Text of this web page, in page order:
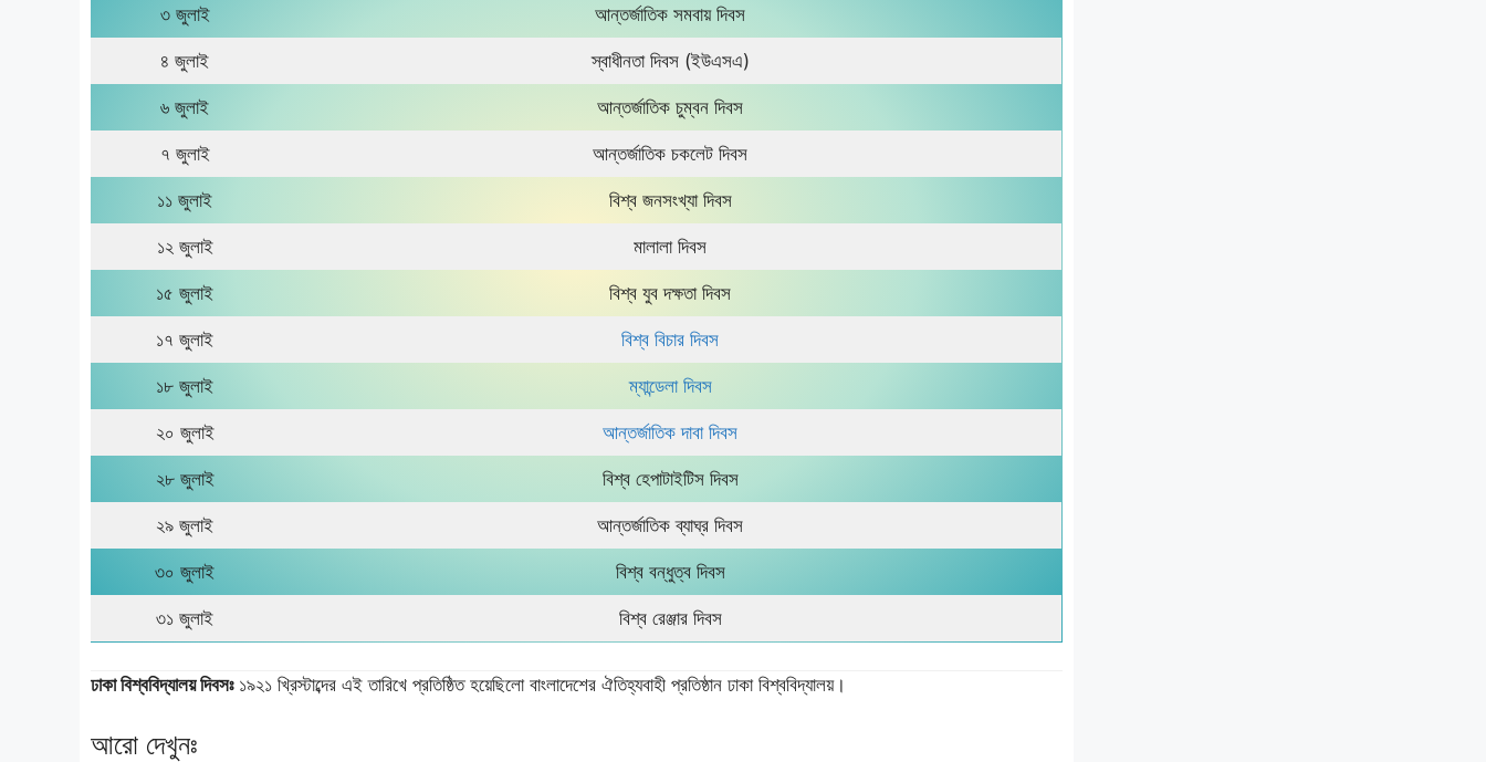
৩ জুলাই আন্তর্জাতিক সমবায় দিবস
৪ জুলাই স্বাধীনতা দিবস (ইউএসএ)
৬ জুলাই আন্তর্জাতিক চুম্বন দিবস
৭ জুলাই আন্তর্জাতিক চকলেট দিবস
১১ জুলাই বিশ্ব জনসংখ্যা দিবস
১২ জুলাই মালালা দিবস
১৫ জুলাই বিশ্ব যুব দক্ষতা দিবস
১৭ জুলাই বিশ্ব বিচার দিবস
১৮ জুলাই ম্যান্ডেলা দিবস
২০ জুলাই আন্তর্জাতিক দাবা দিবস
২৮ জুলাই বিশ্ব হেপাটাইটিস দিবস
২৯ জুলাই আন্তর্জাতিক ব্যাঘ্র দিবস
৩০ জুলাই বিশ্ব বন্ধুত্ব দিবস
৩১ জুলাই বিশ্ব রেঞ্জার দিবস
ঢাকা বিশ্ববিদ্যালয় দিবসঃ১৯২১ খ্রিস্টাব্দের এই তারিখে প্রতিষ্ঠিত হয়েছিলো বাংলাদেশের ঐতিহ্যবাহী প্রতিষ্ঠান ঢাকা বিশ্ববিদ্যালয়।
আরো দেখুনঃ